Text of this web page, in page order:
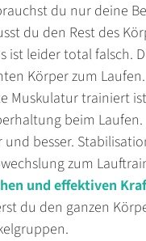
du nur deine
du den Rest des
ist leider total falsch.
Körper zum
Muskulatur trainiert
beim
und besser.
zum
und effektiven
du den ganzen